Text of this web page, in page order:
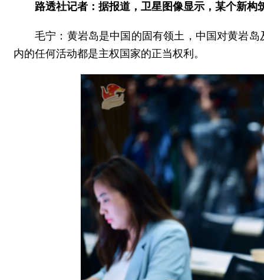
路透社记者：据报道，卫星图像显示，某个新
毛宁：黄岩岛是中国的固有领土，中国对黄岩
内的任何活动都是主权国家的正当权利。